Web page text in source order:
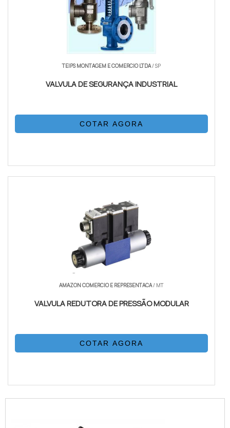
TEIPS MONTAGEM E COMERCIO LTDA/ SP
VALVULA DE SEGURANÇA INDUSTRIAL
COTAR AGORA
AMAZON COMERCIO E REPRESENTACA/ MT
VALVULA REDUTORA DE PRESSÃO MODULAR
COTAR AGORA